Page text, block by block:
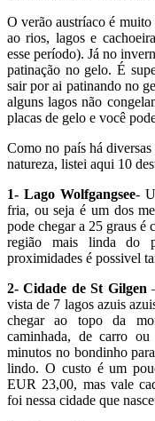
O verão austríaco é
ao rios, lagos e
esse período). Já no
patinação no gelo. É
sair por ai patinando no
alguns lagos não
placas de gelo e você
Como no país há
natureza, listei aqui 10
1- Lago Wolfgangsee-
fria, ou seja é um dos
pode chegar a 25 graus é
região mais linda do
proximidades é possivel
2- Cidade de St Gilgen
vista de 7 lagos azuis
chegar ao topo da
caminhada, de carro
minutos no bondinho
lindo. O custo é um
EUR 23,00, mas vale
foi nessa cidade que